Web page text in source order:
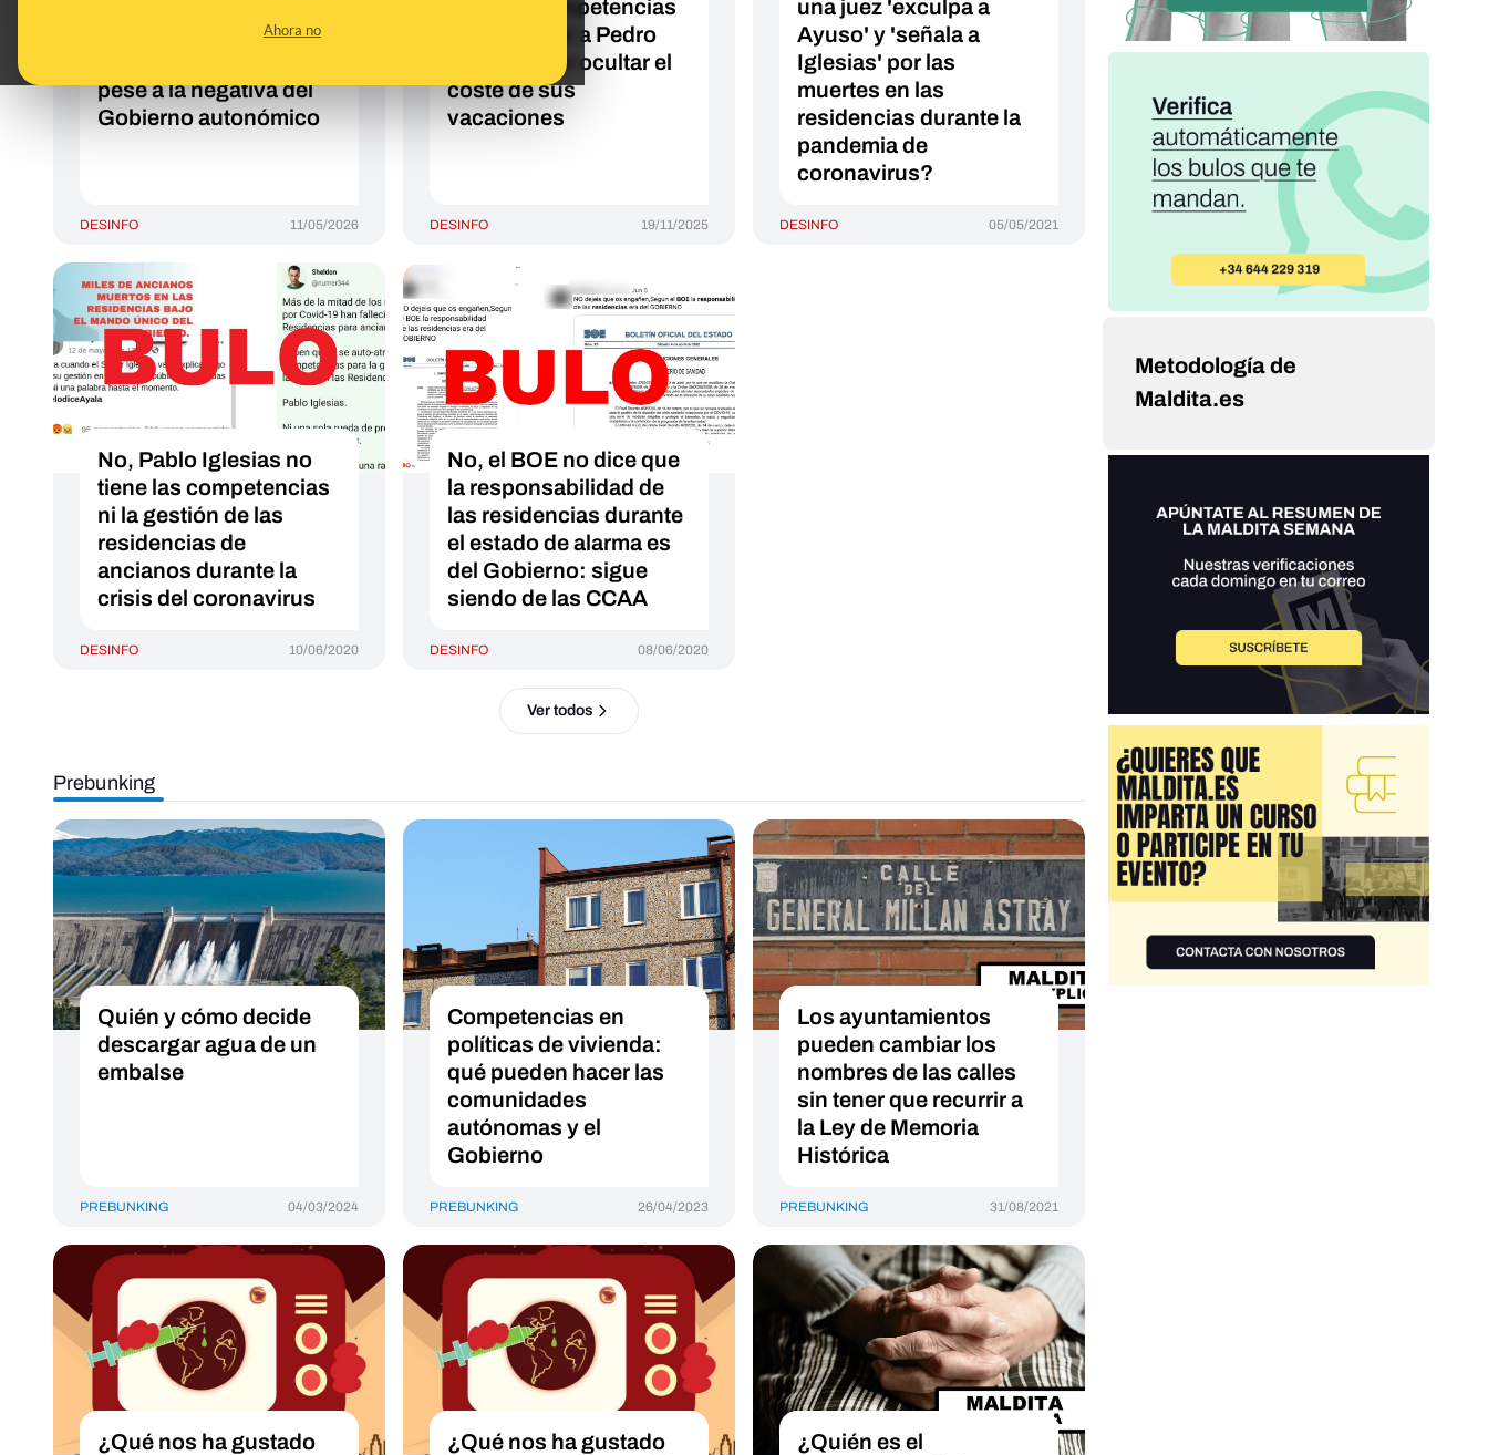
Ahora no
podido fondear en el
pese a la negativa del
Gobierno autonómico
DESINFO 11/05/2026
no tiene competencias
para imputar a Pedro
Sánchez por ocultar el
coste de sus
vacaciones
DESINFO 19/11/2025
una juez 'exculpa a
Ayuso' y 'señala a
Iglesias' por las
muertes en las
residencias durante la
pandemia de
coronavirus?
DESINFO 05/05/2021
No, Pablo Iglesias no
tiene las competencias
ni la gestión de las
residencias de
ancianos durante la
crisis del coronavirus
DESINFO 10/06/2020
No, el BOE no dice que
la responsabilidad de
las residencias durante
el estado de alarma es
del Gobierno: sigue
siendo de las CCAA
DESINFO 08/06/2020
Ver todos
Prebunking
Quién y cómo decide
descargar agua de un
embalse
PREBUNKING 04/03/2024
Competencias en
políticas de vivienda:
qué pueden hacer las
comunidades
autónomas y el
Gobierno
PREBUNKING 26/04/2023
Los ayuntamientos
pueden cambiar los
nombres de las calles
sin tener que recurrir a
la Ley de Memoria
Histórica
PREBUNKING 31/08/2021
¿Qué nos ha gustado
¿Qué nos ha gustado
¿Quién es el
Metodología de
Maldita.es